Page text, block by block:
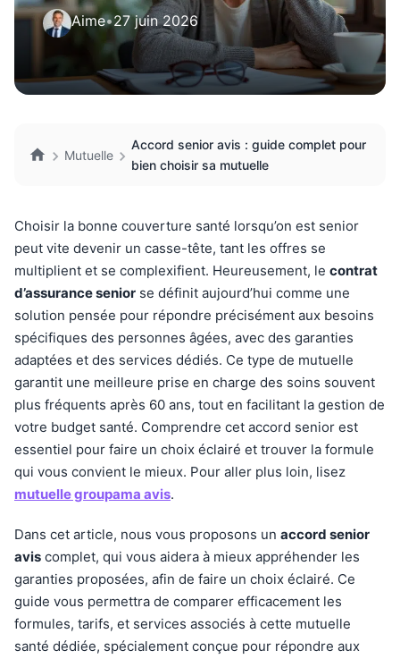
Aime•27 juin 2026
Mutuelle
Accord senior avis : guide complet pour
bien choisir sa mutuelle
Choisir la bonne couverture santé lorsqu’on est senior
peut vite devenir un casse-tête, tant les offres se
multiplient et se complexifient. Heureusement, le contrat
d’assurance senior se définit aujourd’hui comme une
solution pensée pour répondre précisément aux besoins
spécifiques des personnes âgées, avec des garanties
adaptées et des services dédiés. Ce type de mutuelle
garantit une meilleure prise en charge des soins souvent
plus fréquents après 60 ans, tout en facilitant la gestion de
votre budget santé. Comprendre cet accord senior est
essentiel pour faire un choix éclairé et trouver la formule
qui vous convient le mieux. Pour aller plus loin, lisez
mutuelle groupama avis.
Dans cet article, nous vous proposons un accord senior
avis complet, qui vous aidera à mieux appréhender les
garanties proposées, afin de faire un choix éclairé. Ce
guide vous permettra de comparer efficacement les
formules, tarifs, et services associés à cette mutuelle
santé dédiée, spécialement conçue pour répondre aux